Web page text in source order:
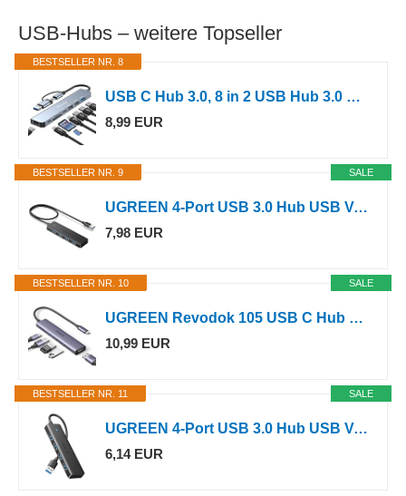
USB-Hubs – weitere Topseller
BESTSELLER NR. 8
USB C Hub 3.0, 8 in 2 USB Hub 3.0 Multiport Adapter mit SD&TF Kartenleser, US-B 3.0&USB 2.0 Ports, USB-C Anschluss, US-B Typ C Hub für MacBook Air/Pro, Galaxy, iPad, Windows usw
8,99 EUR
SALE
BESTSELLER NR. 9
UGREEN 4-Port USB 3.0 Hub USB Verteiler Multiport Adapter 5Gbps (60cm)
7,98 EUR
SALE
BESTSELLER NR. 10
UGREEN Revodok 105 USB C Hub 5Gbps, USB C Adapter 4K HDMI, Multiportadapter
10,99 EUR
SALE
BESTSELLER NR. 11
UGREEN 4-Port USB 3.0 Hub USB Verteiler Multiport Adapter 5Gbps (15cm)
6,14 EUR